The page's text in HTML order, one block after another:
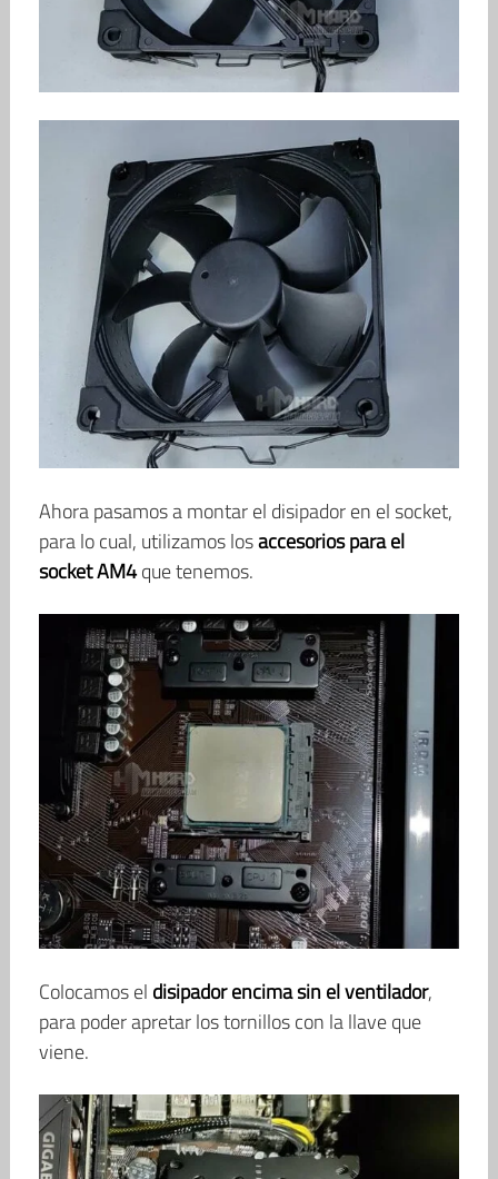
Ahora pasamos a montar el disipador en el socket,
para lo cual, utilizamos losaccesorios para el
socket AM4que tenemos.
Colocamos el disipador encima sin el ventilador,
para poder apretar los tornillos con la llave que
viene.